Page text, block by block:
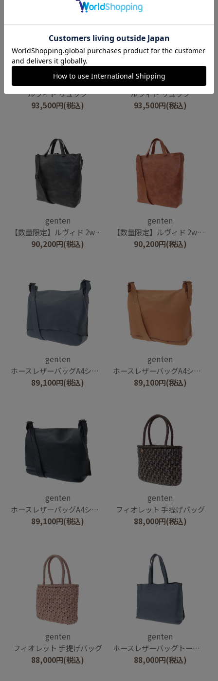
genten
ルヴィド リュック
93,500円(税込)
genten
ルヴィド リュック
93,500円(税込)
genten
【数量限定】ルヴィド 2wayバッグ
90,200円(税込)
genten
【数量限定】ルヴィド 2wayバッグ
90,200円(税込)
genten
ホースレザーバッグA4ショルダー
89,100円(税込)
genten
ホースレザーバッグA4ショルダー
89,100円(税込)
genten
ホースレザーバッグA4ショルダー
89,100円(税込)
genten
フィオレット 手提げバッグ
88,000円(税込)
genten
フィオレット 手提げバッグ
88,000円(税込)
genten
ホースレザーバッグトート（大）
88,000円(税込)